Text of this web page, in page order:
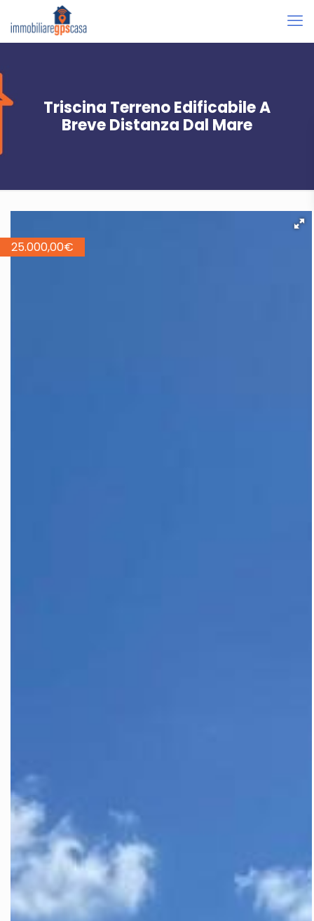
Triscina Terreno Edificabile A
Breve Distanza Dal Mare
25.000,00€